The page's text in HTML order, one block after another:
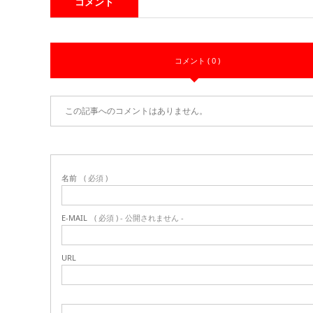
コメント ( 0 )
この記事へのコメントはありません。
名前 ( 必須 )
E-MAIL ( 必須 ) - 公開されません -
URL